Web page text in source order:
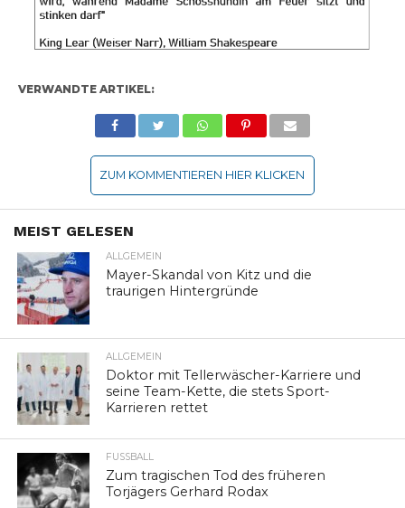
VERWANDTE ARTIKEL:
ZUM KOMMENTIEREN HIER KLICKEN
MEIST GELESEN
ALLGEMEIN
Mayer-Skandal von Kitz und die
traurigen Hintergründe
ALLGEMEIN
Doktor mit Tellerwäscher-Karriere und
seine Team-Kette, die stets Sport-
Karrieren rettet
FUSSBALL
Zum tragischen Tod des früheren
Torjägers Gerhard Rodax